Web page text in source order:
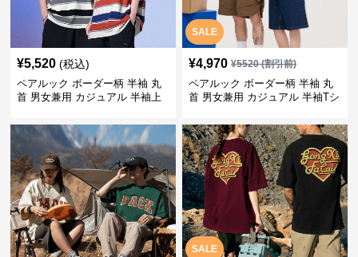
¥5,520 (税込)
ペアルック ボーダー柄 半袖 丸
首 男女兼用 カジュアル 半袖上
SALE
¥4,970 ¥5520(割引前)
ペアルック ボーダー柄 半袖 丸
首 男女兼用 カジュアル 半袖Tシ
SALE